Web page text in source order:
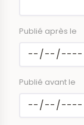
Publié après le
Publié avant le